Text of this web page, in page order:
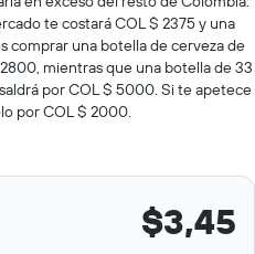
te costará COL $ 2375 y una
comprar una botella de cerveza de
mientras que una botella de 33
por COL $ 5000. Si te apetece
por COL $ 2000.
$3,45